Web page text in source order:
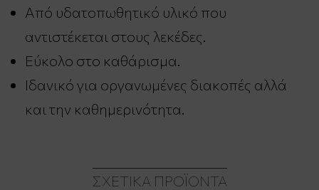
Από υδατοπωθητικό υλικό που
αντιστέκεται στους λεκέδες.
Εύκολο στο καθάρισμα.
Ιδανικό για οργανωμένες διακοπές αλλά
και την καθημερινότητα.
ΣΧΕΤΙΚΆ ΠΡΟΪΌΝΤΑ